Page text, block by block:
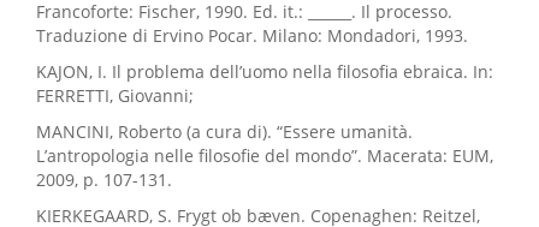
Francoforte: Fischer, 1990. Ed. it.: ______. Il processo.
Traduzione di Ervino Pocar. Milano: Mondadori, 1993.
KAJON, I. Il problema dell’uomo nella filosofia ebraica. In:
FERRETTI, Giovanni;
MANCINI, Roberto (a cura di). “Essere umanità.
L’antropologia nelle filosofie del mondo”. Macerata: EUM,
2009, p. 107-131.
KIERKEGAARD, S. Frygt ob bæven. Copenaghen: Reitzel,